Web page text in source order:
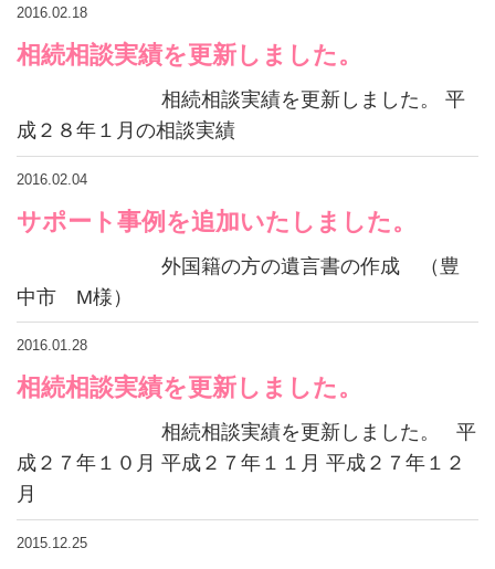
2016.02.18
相続相談実績を更新しました。
相続相談実績を更新しました。 平
成２８年１月の相談実績
2016.02.04
サポート事例を追加いたしました。
外国籍の方の遺言書の作成 （豊
中市 M様）
2016.01.28
相続相談実績を更新しました。
相続相談実績を更新しました。 平
成２７年１０月 平成２７年１１月 平成２７年１２
月
2015.12.25